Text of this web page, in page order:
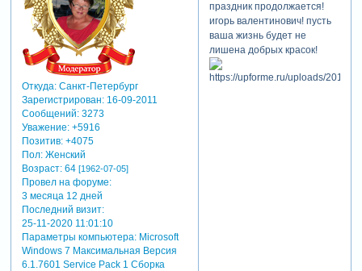
Откуда:Санкт-Петербург
Зарегистрирован: 16-09-2011
Сообщений:3273
Уважение: +5916
Позитив: +4075
Пол:Женский
Возраст:64 [1962-07-05]
Провел на форуме:
3 месяца 12 дней
Последний визит:
25-11-2020 11:01:10
Параметры компьютера:Microsoft
Windows 7 Максимальная Версия
6.1.7601 Service Pack 1 Сборка
праздник продолжается!
игорь валентинович! пусть
ваша жизнь будет не
лишена добрых красок!